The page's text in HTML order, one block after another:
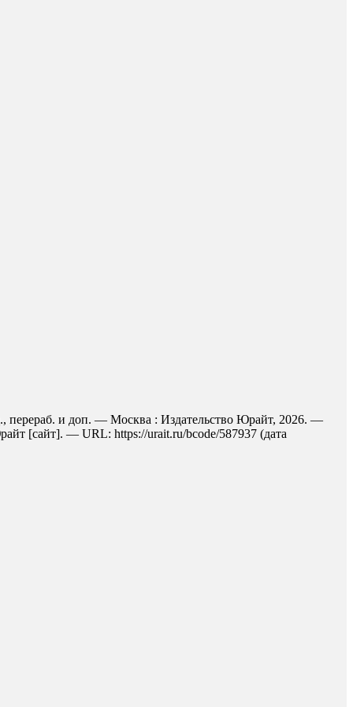
перераб. и доп. — Москва : Издательство Юрайт, 2026. —
[сайт]. — URL: https://urait.ru/bcode/587937 (дата